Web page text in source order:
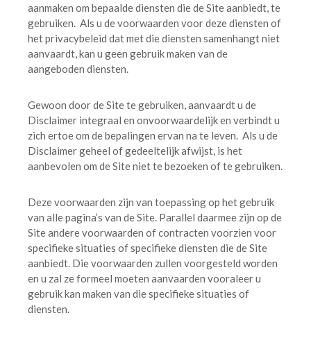
aanmaken om bepaalde diensten die de Site aanbiedt, te
gebruiken. Als u de voorwaarden voor deze diensten of
het privacybeleid dat met die diensten samenhangt niet
aanvaardt, kan u geen gebruik maken van de
aangeboden diensten.
Gewoon door de Site te gebruiken, aanvaardt u de
Disclaimer integraal en onvoorwaardelijk en verbindt u
zich ertoe om de bepalingen ervan na te leven. Als u de
Disclaimer geheel of gedeeltelijk afwijst, is het
aanbevolen om de Site niet te bezoeken of te gebruiken.
Deze voorwaarden zijn van toepassing op het gebruik
van alle pagina’s van de Site. Parallel daarmee zijn op de
Site andere voorwaarden of contracten voorzien voor
specifieke situaties of specifieke diensten die de Site
aanbiedt. Die voorwaarden zullen voorgesteld worden
en u zal ze formeel moeten aanvaarden vooraleer u
gebruik kan maken van die specifieke situaties of
diensten.